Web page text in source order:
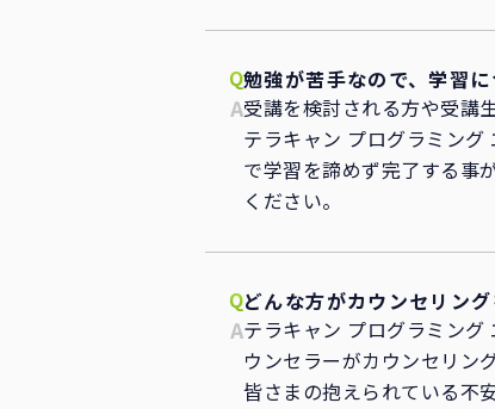
勉強が苦手なので、学習に
受講を検討される方や受講
テラキャン プログラミン
で学習を諦めず完了する事
ください。
どんな方がカウンセリン
テラキャン プログラミン
ウンセラーがカウンセリン
皆さまの抱えられている不